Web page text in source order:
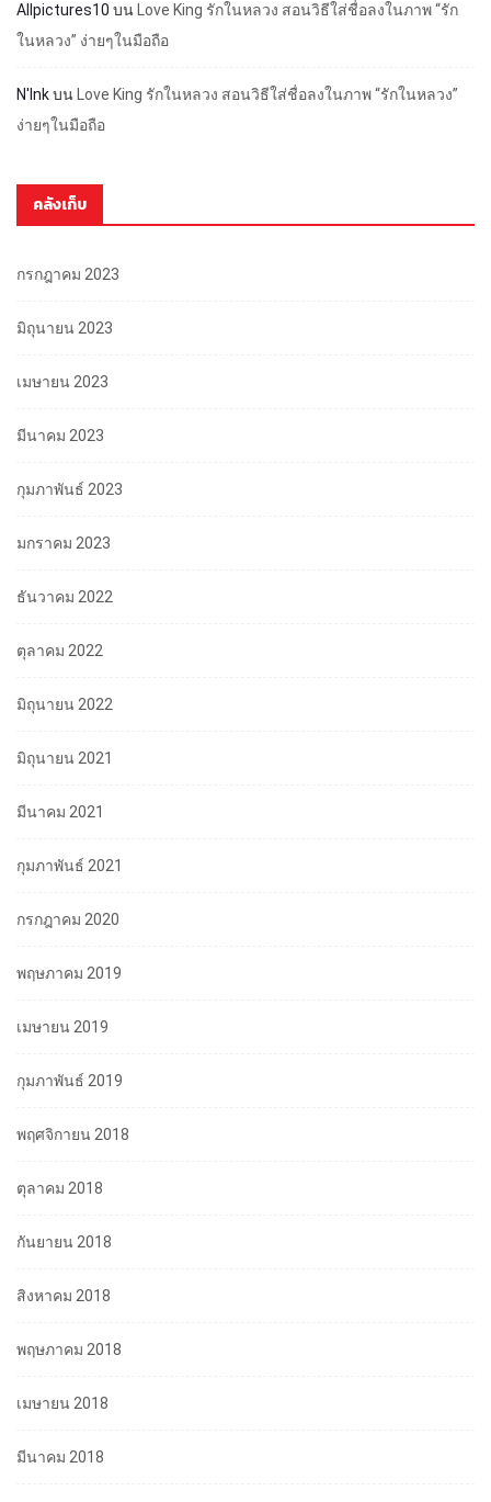
Allpictures10 บน
Love King รักในหลวง สอนวิธีใส่ชื่อลงในภาพ “รัก
ในหลวง” ง่ายๆในมือถือ
N'Inkบน
Love King รักในหลวง สอนวิธีใส่ชื่อลงในภาพ “รักในหลวง”
ง่ายๆในมือถือ
คลังเก็บ
กรกฎาคม 2023
มิถุนายน 2023
เมษายน 2023
มีนาคม 2023
กุมภาพันธ์ 2023
มกราคม 2023
ธันวาคม 2022
ตุลาคม 2022
มิถุนายน 2022
มิถุนายน 2021
มีนาคม 2021
กุมภาพันธ์ 2021
กรกฎาคม 2020
พฤษภาคม 2019
เมษายน 2019
กุมภาพันธ์ 2019
พฤศจิกายน 2018
ตุลาคม 2018
กันยายน 2018
สิงหาคม 2018
พฤษภาคม 2018
เมษายน 2018
มีนาคม 2018